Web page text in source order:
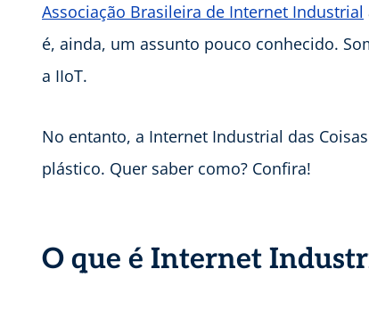
Associação Brasileira de Internet Industrial
é, ainda, um assunto pouco conhecido.
a IIoT.
No entanto, a Internet Industrial das
plástico. Quer saber como? Confira!
O que é Internet